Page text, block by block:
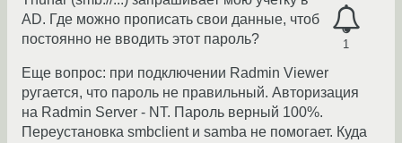
1
AD. Где можно прописать свои данные, чтоб
постоянно не вводить этот пароль?
Еще вопрос: при подключении Radmin Viewer
ругается, что пароль не правильный. Авторизация
на Radmin Server - NT. Пароль верный 100%.
Переустановка smbclient и samba не помогает. Куда